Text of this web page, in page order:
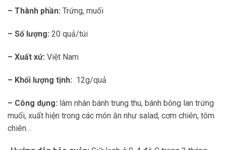
– Thành phần: Trứng, muối
– Số lượng: 20 quả/túi
– Xuất xứ: Việt Nam
– Khối lượng tịnh: 12g/quả
– Công dụng: làm nhân bánh trung thu, bánh bông lan trứng
muối, xuất hiện trong các món ăn như salad, cơm chiên, tôm
chiên…